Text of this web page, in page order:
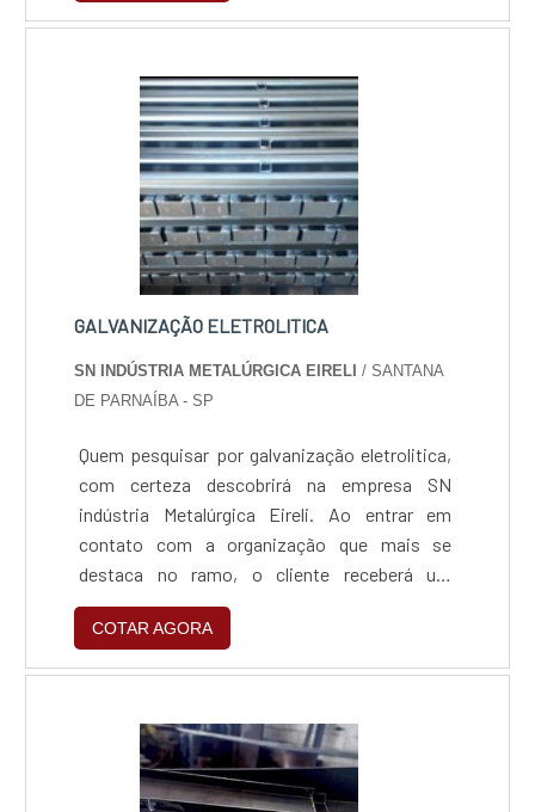
GALVANIZAÇÃO ELETROLITICA
SN INDÚSTRIA METALÚRGICA EIRELI / SANTANA
DE PARNAÍBA - SP
Quem pesquisar por galvanização eletrolitica,
com certeza descobrirá na empresa SN
indústria Metalúrgica Eireli. Ao entrar em
contato com a organização que mais se
destaca no ramo, o cliente receberá um
suporte completo para sanar eventuais
dúvidas sobre o serviço que deseja
solicitar.MAIS DETALHES INTERESSANTES
quer encontrar galvanização eletrolitica em
uma empresa inovadora, encontra na internet
a SN indústria Metalúrgica Eireli. Com grande
COTAR AGORA